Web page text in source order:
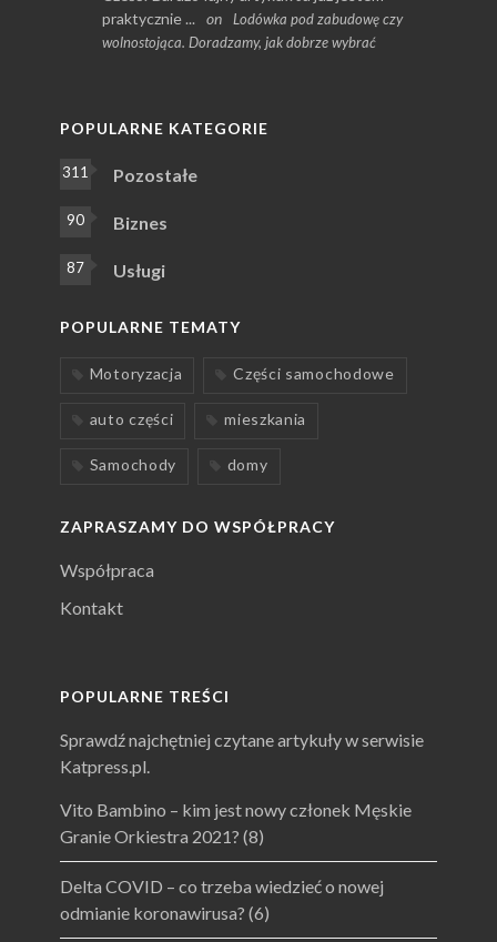
praktycznie ...
on
Lodówka pod zabudowę czy
wolnostojąca. Doradzamy, jak dobrze wybrać
POPULARNE KATEGORIE
311 Pozostałe
90 Biznes
87 Usługi
POPULARNE TEMATY
Motoryzacja Części samochodowe
auto części mieszkania
Samochody domy
ZAPRASZAMY DO WSPÓŁPRACY
Współpraca
Kontakt
POPULARNE TREŚCI
Sprawdź najchętniej czytane artykuły w serwisie
Katpress.pl.
Vito Bambino – kim jest nowy członek Męskie
Granie Orkiestra 2021? (8)
Delta COVID – co trzeba wiedzieć o nowej
odmianie koronawirusa? (6)